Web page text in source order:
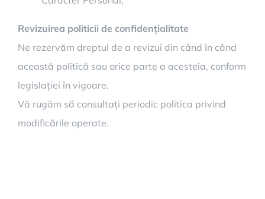
Revizuirea politicii de confidențialitate
Ne rezervăm dreptul de a revizui din când în când
această politică sau orice parte a acesteia, conform
legislației în vigoare.
Vă rugăm să consultați periodic politica privind
modificările operate.